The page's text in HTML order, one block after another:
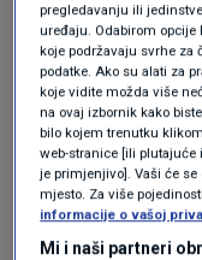
Brzo gurnite
gdje je
sušilo za kosu i
bravi – to će
zaglavljeni dio
Nakon što se
pregledavanju ili
uređaju. Odabirom
koje podržavaju svrhe za
podatke. Ako su alati za
koje vidite možda više
na ovaj izbornik kako
bilo kojem trenutku
web-stranice [ili
je primjenjivo]. Vaši će
mjesto. Za više
informacije o vašoj
Mi i naši partneri